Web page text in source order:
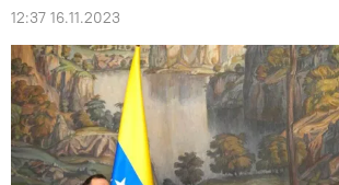
12:37 16.11.2023